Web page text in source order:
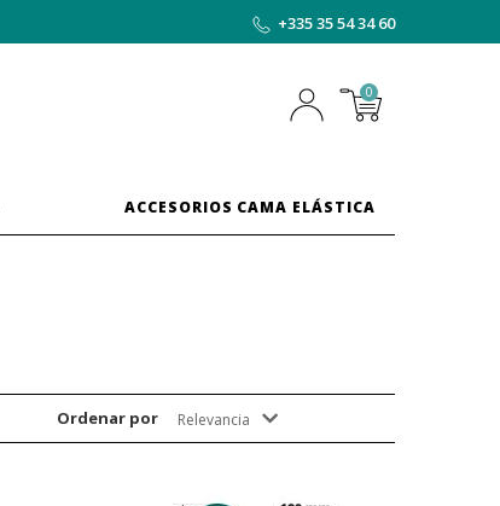
+335 35 54 34 60
0
ACCESORIOS CAMA ELÁSTICA
Ordenar por Relevancia